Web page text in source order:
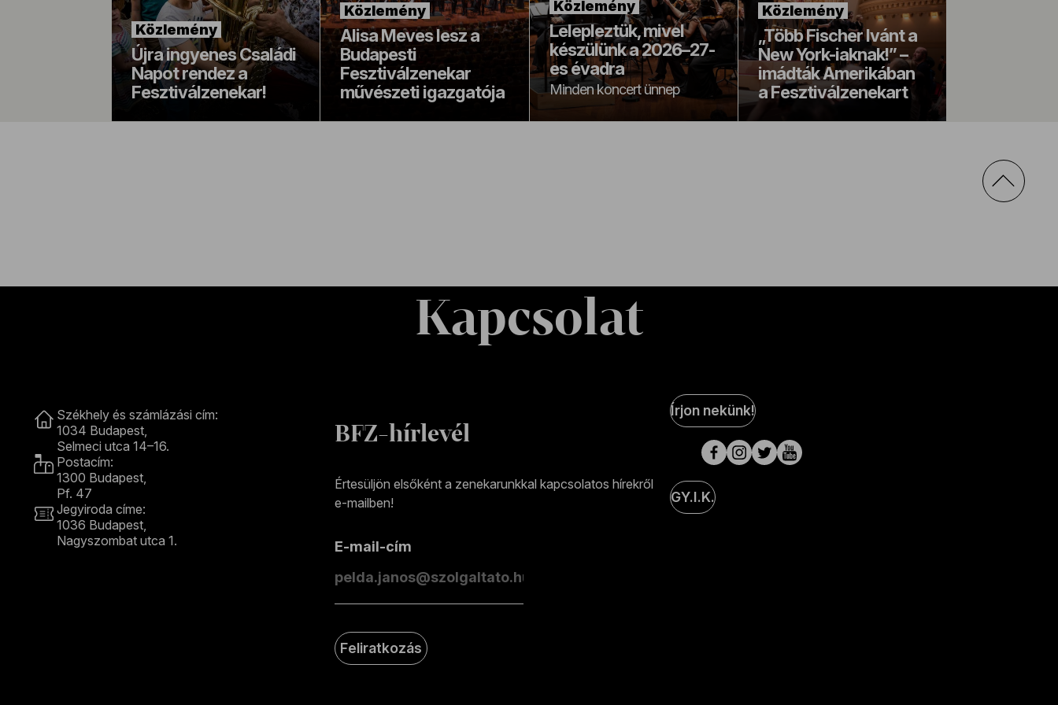
Közlemény
Újra ingyenes Családi
Napot rendez a
Fesztiválzenekar!
Közlemény
Alisa Meves lesz a
Budapesti
Fesztiválzenekar
művészeti igazgatója
Közlemény
Lelepleztük, mivel
készülünk a 2026–27-
es évadra
Minden koncert ünnep
Közlemény
„Több Fischer Ivánt a
New York-iaknak!” –
imádták Amerikában
a Fesztiválzenekart
Kapcsolat
Székhely és számlázási cím:
1034 Budapest,
Selmeci utca 14–16.
Postacím:
1300 Budapest,
Pf. 47
Jegyiroda címe:
1036 Budapest,
Nagyszombat utca 1.
BFZ-hírlevél
Értesüljön elsőként a zenekarunkkal kapcsolatos hírekről
e-mailben!
E-mail-cím
Feliratkozás
Social
Media
oldalak
Írjon nekünk!
GY.I.K.